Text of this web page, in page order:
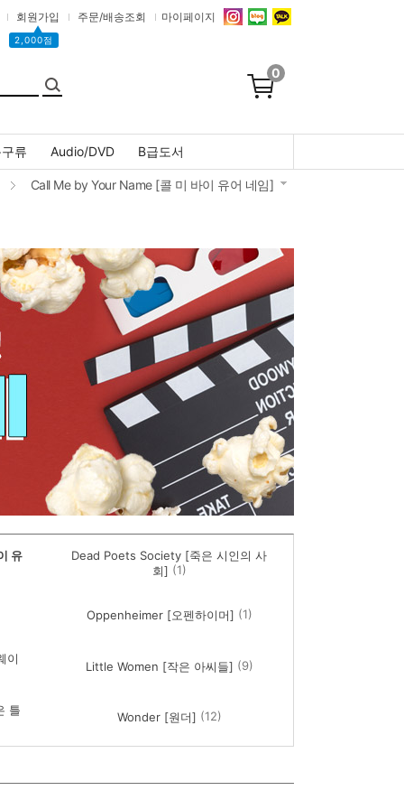
회원가입
▲
2,000점
주문/배송조회 마이페이지
0
류 Audio/DVD B급도서
Call Me by Your Name [콜 미 바이 유어 네임]
유
Dead Poets Society [죽은 시인의 사
회] (1)
Oppenheimer [오펜하이머] (1)
이
Little Women [작은 아씨들] (9)
틀
Wonder [원더] (12)